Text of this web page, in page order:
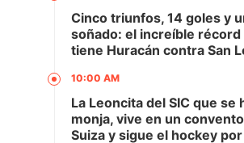
Cinco triunfos, 14 goles y
soñado: el increíble récord
tiene Huracán contra San
10:00 AM
La Leoncita del SIC que se
monja, vive en un
Suiza y sigue el hockey por